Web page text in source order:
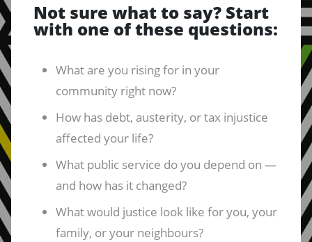
Not sure what to say? Start
with one of these questions:
What are you rising for in your
community right now?
How has debt, austerity, or tax injustice
affected your life?
What public service do you depend on —
and how has it changed?
What would justice look like for you, your
family, or your neighbours?